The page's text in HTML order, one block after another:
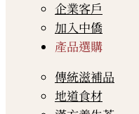
企業客戶
加入中僑
產品選購
傳統滋補品
地道食材